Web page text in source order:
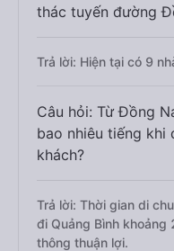
thác tuyến đường
Trả lời: Hiện tại có 9
Câu hỏi: Từ Đồng
bao nhiêu tiếng khi
khách?
Trả lời: Thời gian di
đi Quảng Bình khoảng
thông thuận lợi.